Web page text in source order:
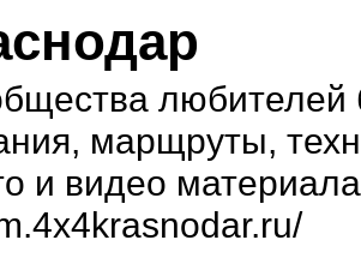
любителей
марщруты,
и видео